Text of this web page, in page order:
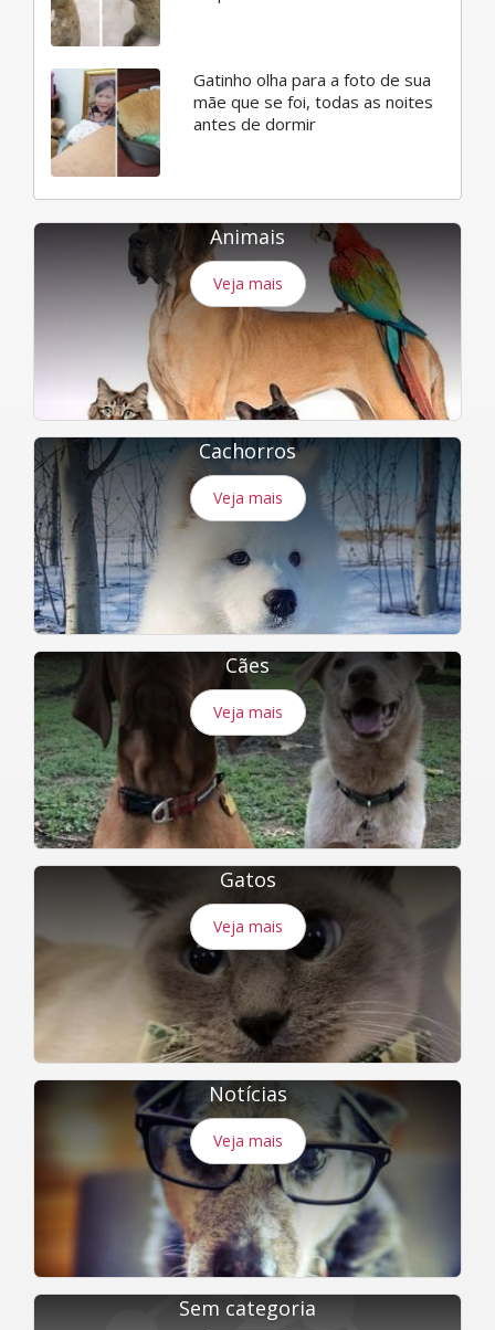
Gatinho olha para a foto de sua
mãe que se foi, todas as noites
antes de dormir
Animais
Veja mais
Cachorros
Veja mais
Cães
Veja mais
Gatos
Veja mais
Notícias
Veja mais
Sem categoria